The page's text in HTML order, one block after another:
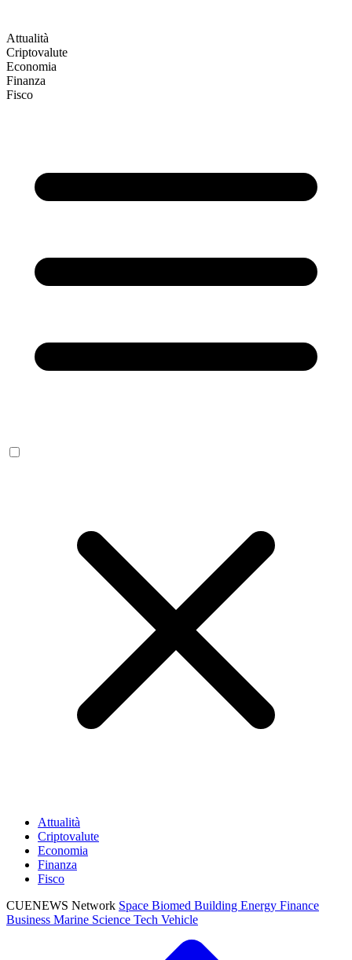
Attualità
Criptovalute
Economia
Finanza
Fisco
Attualità
Criptovalute
Economia
Finanza
Fisco
CUENEWS Network Space Biomed Building Energy Finance
Business Marine Science Tech Vehicle